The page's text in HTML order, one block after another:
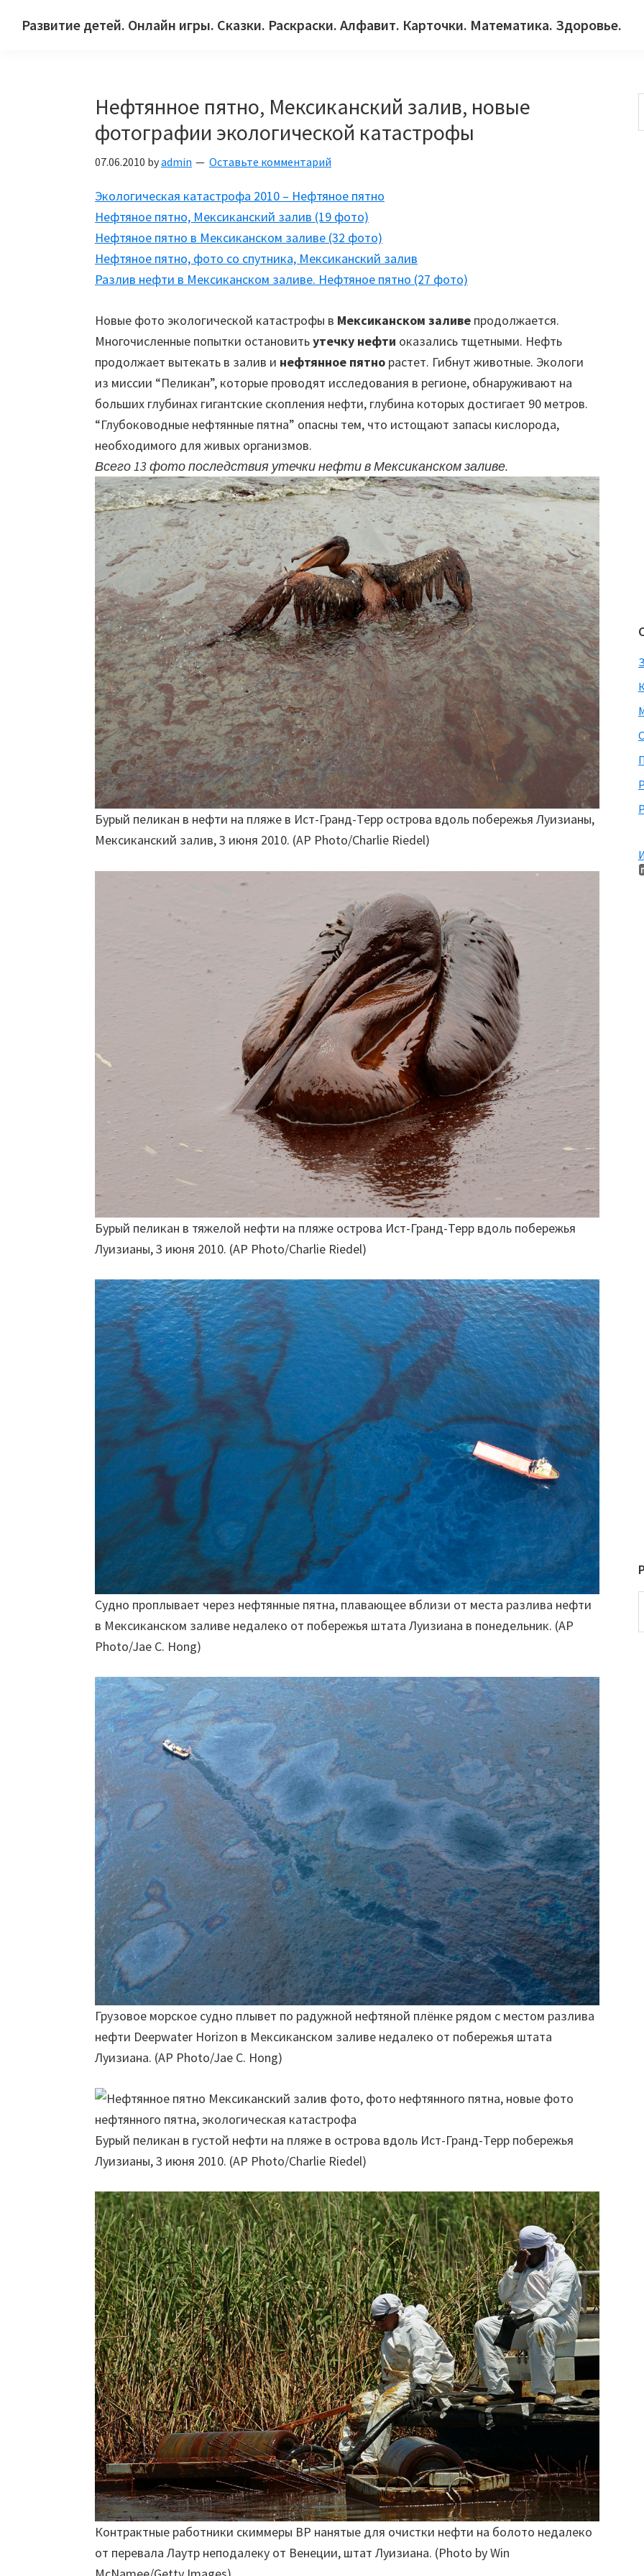
Развитие детей. Онлайн игры. Сказки. Раскраски. Алфавит. Карточки. Математика. Здоровье.
Нефтянное пятно, Мексиканский залив, новые
фотографии экологической катастрофы
07.06.2010 byadmin Оставьте комментарий
Экологическая катастрофа 2010 – Нефтяное пятно
Нефтяное пятно, Мексиканский залив (19 фото)
Нефтяное пятно в Мексиканском заливе (32 фото)
Нефтяное пятно, фото со спутника, Мексиканский залив
Разлив нефти в Мексиканском заливе. Нефтяное пятно (27 фото)
Новые фото экологической катастрофы в Мексиканском заливе продолжается.
Многочисленные попытки остановитьутечку нефти оказались тщетными. Нефть
продолжает вытекать в залив и нефтянное пятно растет. Гибнут животные. Экологи
из миссии “Пеликан”, которые проводят исследования в регионе, обнаруживают на
больших глубинах гигантские скопления нефти, глубина которых достигает 90 метров.
“Глубоководные нефтянные пятна” опасны тем, что истощают запасы кислорода,
необходимого для живых организмов.
Всего 13 фото последствия утечки нефти в Мексиканском заливе.
Бурый пеликан в нефти на пляже в Ист-Гранд-Терр острова вдоль побережья Луизианы,
Мексиканский залив, 3 июня 2010. (AP Photo/Charlie Riedel)
Бурый пеликан в тяжелой нефти на пляже острова Ист-Гранд-Терр вдоль побережья
Луизианы, 3 июня 2010. (AP Photo/Charlie Riedel)
Судно проплывает через нефтянные пятна, плавающее вблизи от места разлива нефти
в Мексиканском заливе недалеко от побережья штата Луизиана в понедельник. (AP
Photo/Jae C. Hong)
Грузовое морское судно плывет по радужной нефтяной плёнке рядом с местом разлива
нефти Deepwater Horizon в Мексиканском заливе недалеко от побережья штата
Луизиана. (AP Photo/Jae C. Hong)
Бурый пеликан в густой нефти на пляже в острова вдоль Ист-Гранд-Терр побережья
Луизианы, 3 июня 2010. (AP Photo/Charlie Riedel)
Контрактные работники скиммеры BP нанятые для очистки нефти на болото недалеко
от перевала Лаутр неподалеку от Венеции, штат Луизиана. (Photo by Win